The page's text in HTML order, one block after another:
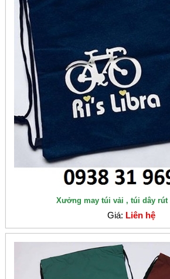
Xưởng may túi vải , túi dây rút
Giá: Liên hệ